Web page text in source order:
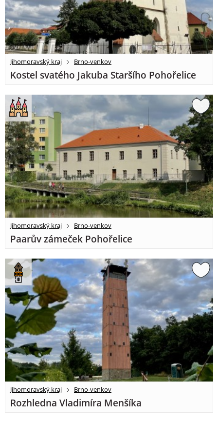
Jihomoravský kraj Brno-venkov
Kostel svatého Jakuba Staršího Pohořelice
Jihomoravský kraj Brno-venkov
Paarův zámeček Pohořelice
Jihomoravský kraj Brno-venkov
Rozhledna Vladimíra Menšíka